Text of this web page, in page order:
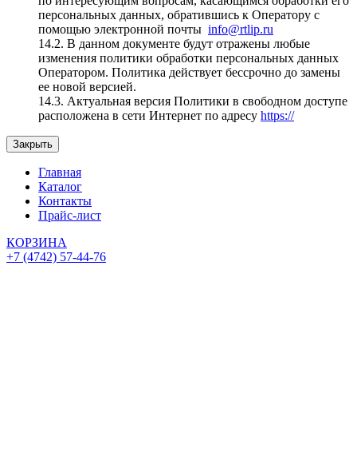
персональных данных, обратившись к Оператору с
помощью электронной почты info@rtlip.ru
14.2. В данном документе будут отражены любые
изменения политики обработки персональных данных
Оператором. Политика действует бессрочно до замены
ее новой версией.
14.3. Актуальная версия Политики в свободном доступе
расположена в сети Интернет по адресу https://
Закрыть
Главная
Каталог
Контакты
Прайс-лист
КОРЗИНА
+7 (4742) 57-44-76